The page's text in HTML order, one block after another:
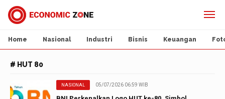
Home Nasional Industri Bisnis Keuangan
# HUT 80
NASIONAL 05/07/2026 06:59 WIB